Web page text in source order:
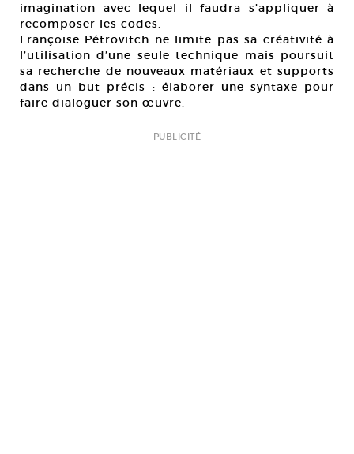
imagination avec lequel il faudra s’appliquer à
recomposer les codes.
Françoise Pétrovitch ne limite pas sa créativité à
l’utilisation d’une seule technique mais poursuit
sa recherche de nouveaux matériaux et supports
dans un but précis : élaborer une syntaxe pour
faire dialoguer son œuvre.
PUBLICITÉ